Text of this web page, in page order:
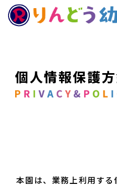
個人情報保護
本園は、業務上利用す